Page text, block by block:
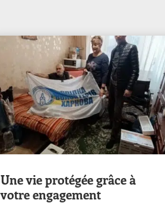
Une vie protégée grâce à
votre engagement